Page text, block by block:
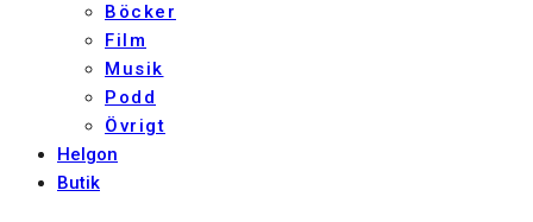
Böcker
Film
Musik
Podd
Övrigt
Helgon
Butik